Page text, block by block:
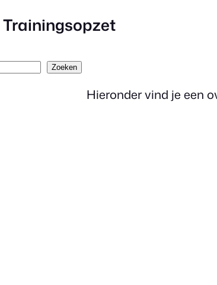
Trainingsopzet
Zoeken
Hieronder vind je een